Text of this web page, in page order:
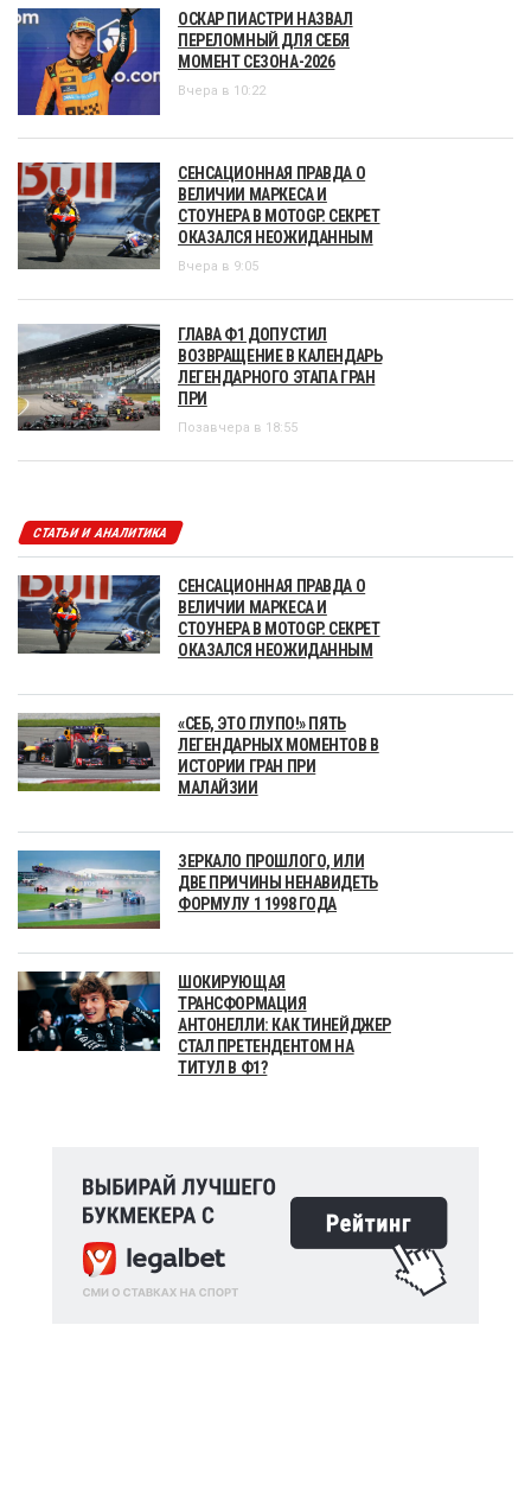
ОСКАР ПИАСТРИ НАЗВАЛ
ПЕРЕЛОМНЫЙ ДЛЯ СЕБЯ
МОМЕНТ СЕЗОНА-2026
Вчера в 10:22
СЕНСАЦИОННАЯ ПРАВДА О
ВЕЛИЧИИ МАРКЕСА И
СТОУНЕРА В MOTOGP. СЕКРЕТ
ОКАЗАЛСЯ НЕОЖИДАННЫМ
Вчера в 9:05
ГЛАВА Ф1 ДОПУСТИЛ
ВОЗВРАЩЕНИЕ В КАЛЕНДАРЬ
ЛЕГЕНДАРНОГО ЭТАПА ГРАН
ПРИ
Позавчера в 18:55
СТАТЬИ И АНАЛИТИКА
СЕНСАЦИОННАЯ ПРАВДА О
ВЕЛИЧИИ МАРКЕСА И
СТОУНЕРА В MOTOGP. СЕКРЕТ
ОКАЗАЛСЯ НЕОЖИДАННЫМ
«СЕБ, ЭТО ГЛУПО!» ПЯТЬ
ЛЕГЕНДАРНЫХ МОМЕНТОВ В
ИСТОРИИ ГРАН ПРИ
МАЛАЙЗИИ
ЗЕРКАЛО ПРОШЛОГО, ИЛИ
ДВЕ ПРИЧИНЫ НЕНАВИДЕТЬ
ФОРМУЛУ 1 1998 ГОДА
ШОКИРУЮЩАЯ
ТРАНСФОРМАЦИЯ
АНТОНЕЛЛИ: КАК ТИНЕЙДЖЕР
СТАЛ ПРЕТЕНДЕНТОМ НА
ТИТУЛ В Ф1?